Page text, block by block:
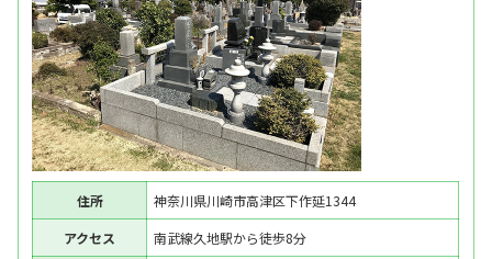
住所
神奈川県川崎市高津区下作延1344
アクセス
南武線久地駅から徒歩8分